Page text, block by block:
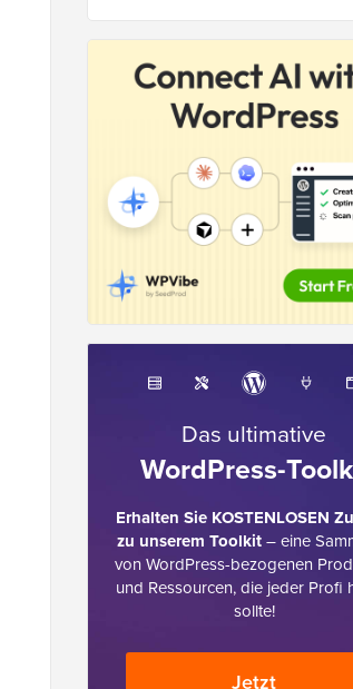
Das ultimative
WordPress-
Erhalten Sie KOSTENLOSEN
zu unserem Toolkit– eine
von WordPress-bezogenen
und Ressourcen, die jeder Profi
sollte!
Jetzt